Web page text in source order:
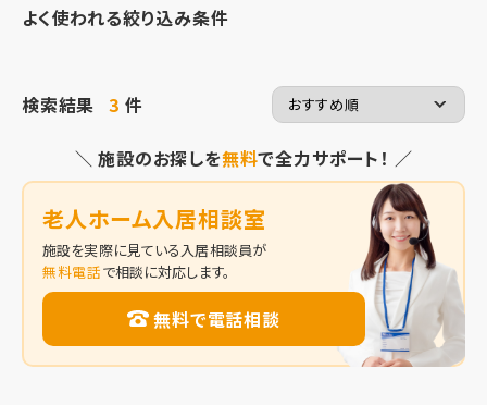
よく使われる絞り込み条件
検索結果 3 件
＼ 施設のお探しを無料で全力サポート！ ／
老人ホーム入居相談室
施設を実際に見ている入居相談員が
無料電話で相談に対応します。
無料で電話相談